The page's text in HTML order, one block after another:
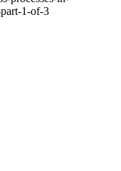
1-of-3